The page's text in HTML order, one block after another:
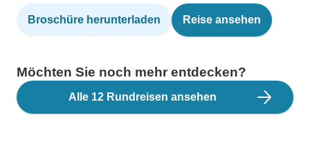
Broschüre herunterladen Reise ansehen
Möchten Sie noch mehr entdecken?
Alle 12 Rundreisen ansehen